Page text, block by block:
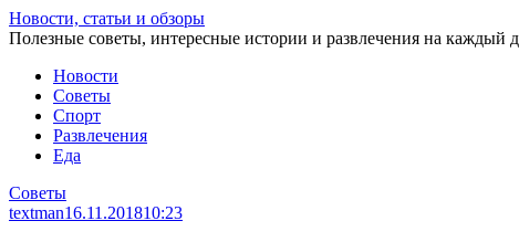
Перейти
к
Новости, статьи и обзоры
Полезные советы, интересные истории и развлечения на каждый
Новости
Советы
Спорт
Развлечения
Еда
Советы
textman16.11.201810:23